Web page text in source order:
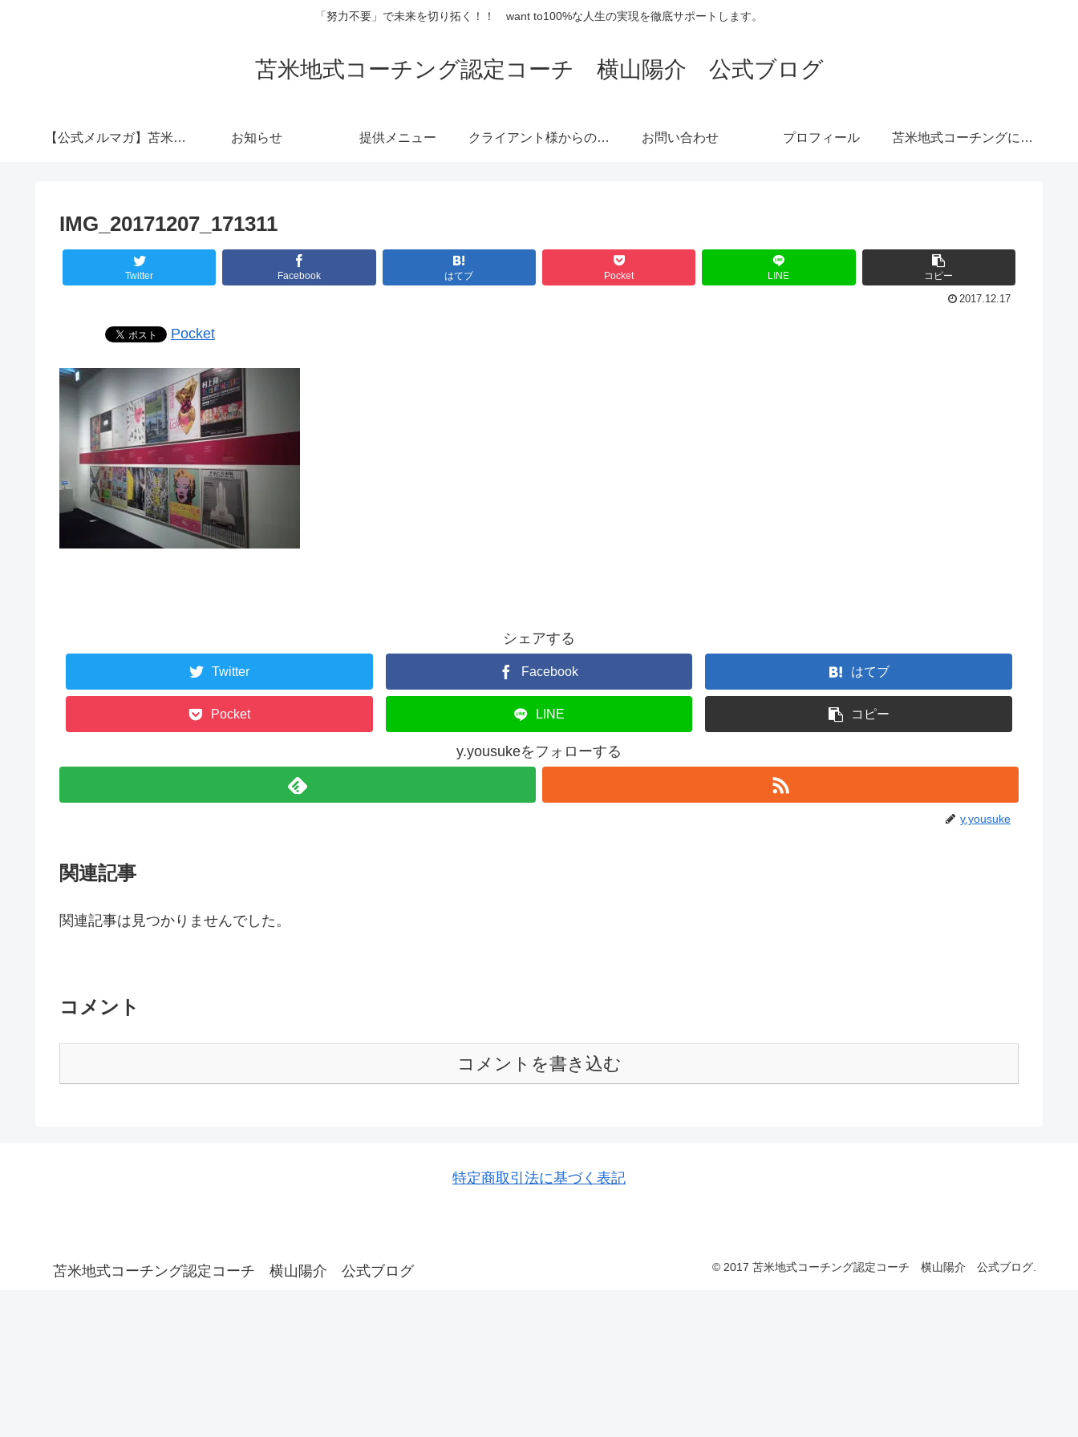
「努力不要」で未来を切り拓く！！ want to100%な人生の実現を徹底サポートします。
苫米地式コーチング認定コーチ 横山陽介 公式ブログ
【公式メルマガ】苫米地
チ 横山陽介
お知らせ 提供メニュー クライアント様からのご お問い合わせ プロフィール 苫米地式コーチングにつ
IMG_20171207_171311
Twitter Facebook はてブ Pocket LINE コピー
2017.12.17
Pocket
シェアする
Twitter Facebook はてブ
Pocket LINE コピー
y.yousukeをフォローする
y.yousuke
関連記事
関連記事は見つかりませんでした。
コメント
コメントを書き込む
特定商取引法に基づく表記
苫米地式コーチング認定コーチ 横山陽介 公式ブログ © 2017 苫米地式コーチング認定コーチ 横山陽介 公式ブログ.